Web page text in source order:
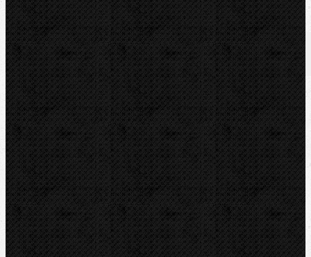
Řezné kolečka na Cu, Al a Inox
Řezáky a kolečka
Řezné kolečka na ocel
Komentáře
Přidat komentář
Sortiment
Akce
Bazar